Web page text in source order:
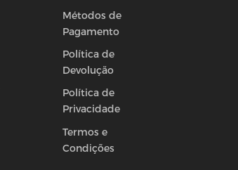
Métodos de
Pagamento
Política de
Devolução
Política de
Privacidade
Termos e
Condições